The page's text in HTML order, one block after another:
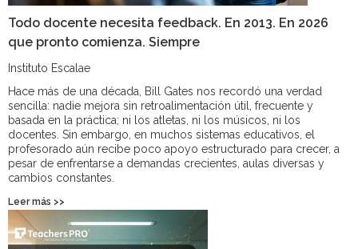
Todo docente necesita feedback. En 2013. En 2026
que pronto comienza. Siempre
Instituto Escalae
Hace más de una década, Bill Gates nos recordó una verdad
sencilla: nadie mejora sin retroalimentación útil, frecuente y
basada en la práctica; ni los atletas, ni los músicos, ni los
docentes. Sin embargo, en muchos sistemas educativos, el
profesorado aún recibe poco apoyo estructurado para crecer, a
pesar de enfrentarse a demandas crecientes, aulas diversas y
cambios constantes.
Leer más >>